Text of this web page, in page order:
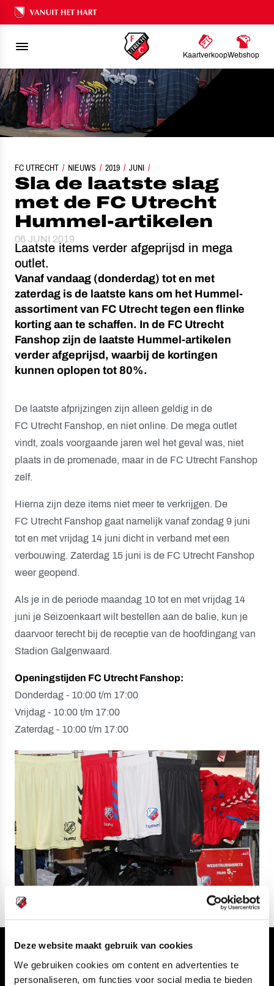
Deze website maakt gebruik van cookies
We gebruiken cookies om content en advertenties te
personaliseren, om functies voor social media te bieden
Ons nalatenschap
KaartverkoopWebshop
FC UTRECHT NIEUWS 2019 JUNI
SLA DE LAATSTE SLAG MET DE FC UTRECHT HUMMEL-ARTIKELEN
Sla de laatste slag
met de FC Utrecht
Hummel-artikelen
06 JUNI 2019
Laatste items verder afgeprijsd in mega
outlet.
Vanaf vandaag (donderdag) tot en met
zaterdag is de laatste kans om het Hummel-
assortiment van FC Utrecht tegen een flinke
korting aan te schaffen. In de FC Utrecht
Fanshop zijn de laatste Hummel-artikelen
verder afgeprijsd, waarbij de kortingen
kunnen oplopen tot 80%.
De laatste afprijzingen zijn alleen geldig in de
FC Utrecht Fanshop, en niet online. De mega outlet
vindt, zoals voorgaande jaren wel het geval was, niet
plaats in de promenade, maar in de FC Utrecht Fanshop
zelf.
Hierna zijn deze items niet meer te verkrijgen. De
FC Utrecht Fanshop gaat namelijk vanaf zondag 9 juni
tot en met vrijdag 14 juni dicht in verband met een
verbouwing. Zaterdag 15 juni is de FC Utrecht Fanshop
weer geopend.
Als je in de periode maandag 10 tot en met vrijdag 14
juni je Seizoenkaart wilt bestellen aan de balie, kun je
daarvoor terecht bij de receptie van de hoofdingang van
Stadion Galgenwaard.
Openingstijden FC Utrecht Fanshop:
Donderdag - 10:00 t/m 17:00
Vrijdag - 10:00 t/m 17:00
Zaterdag - 10:00 t/m 17:00